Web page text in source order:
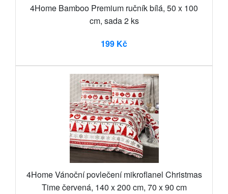
4Home Bamboo Premium ručník bílá, 50 x 100
cm, sada 2 ks
199 Kč
4Home Vánoční povlečení mikroflanel Christmas
Time červená, 140 x 200 cm, 70 x 90 cm